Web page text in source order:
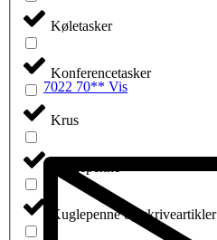
Køletasker
Konferencetasker
Krus
Kuglepenne og skriveartikler
7022 70** Vis